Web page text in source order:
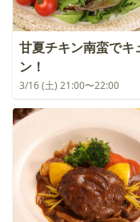
甘夏チキン南蛮でキ
ン！
3/16 (土) 21:00〜22:00